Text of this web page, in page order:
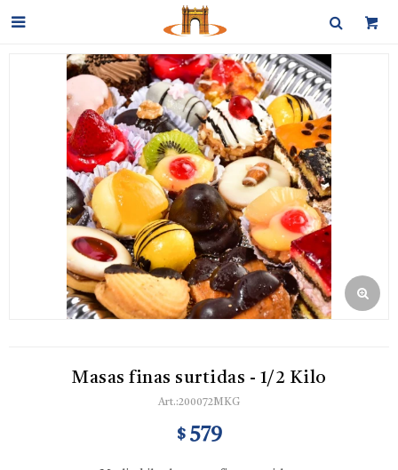

Masas finas surtidas - 1/2 Kilo
200072MKG
$ 579